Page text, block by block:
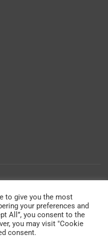
to give you the most
your preferences and
All”, you consent to the
you may visit "Cookie
consent.
dass Sie auf
Erfahrung machen. Wenn
gehen wir davon aus, dass